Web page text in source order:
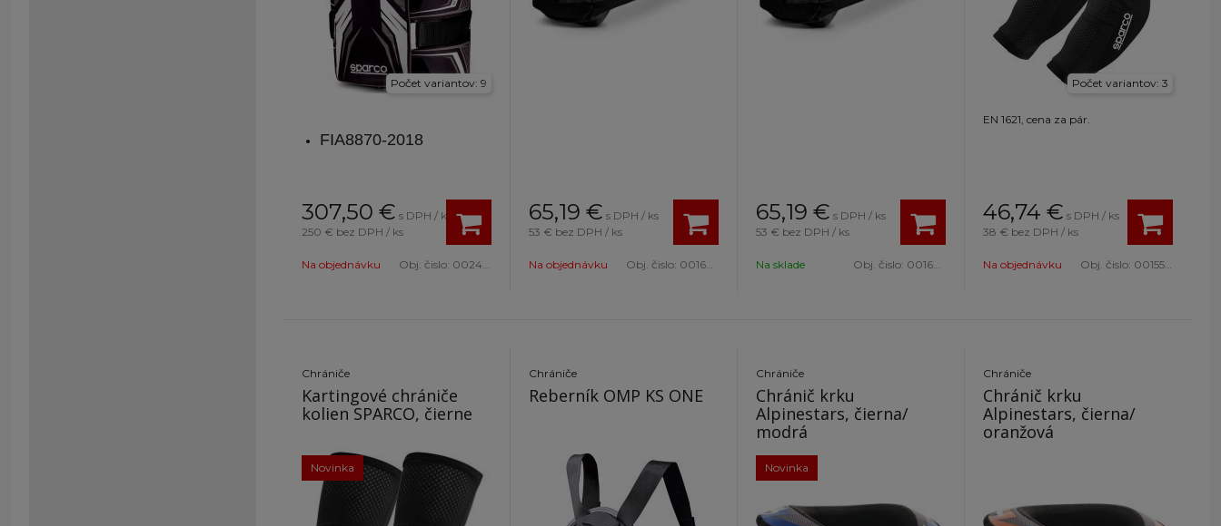
Počet variantov: 9
FIA8870-2018
307,50 € s DPH / ks
250 € bez DPH / ks
Na objednávku Obj. čislo: 002406KNRBI120
65,19 € s DPH / ks
53 € bez DPH / ks
Na objednávku Obj. čislo: 001604NRRS
65,19 € s DPH / ks
53 € bez DPH / ks
Na sklade Obj. čislo: 001604NRBI
Počet variantov: 3
EN 1621, cena za pár.
46,74 € s DPH / ks
38 € bez DPH / ks
Na objednávku Obj. čislo: 001551ENR1S
Chrániče
Kartingové chrániče
kolien SPARCO, čierne
Novinka
Chrániče
Reberník OMP KS ONE
Chrániče
Chránič krku
Alpinestars, čierna/
modrá
Novinka
Chrániče
Chránič krku
Alpinestars, čierna/
oranžová